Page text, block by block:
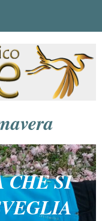
CHE SI